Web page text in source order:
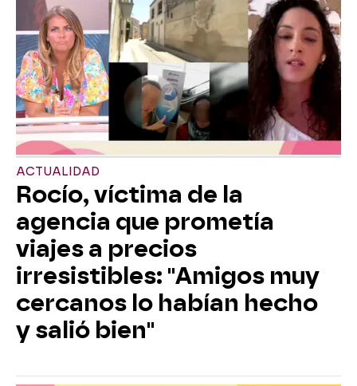
ACTUALIDAD
Rocío, víctima de la
agencia que prometía
viajes a precios
irresistibles: "Amigos muy
cercanos lo habían hecho
y salió bien"